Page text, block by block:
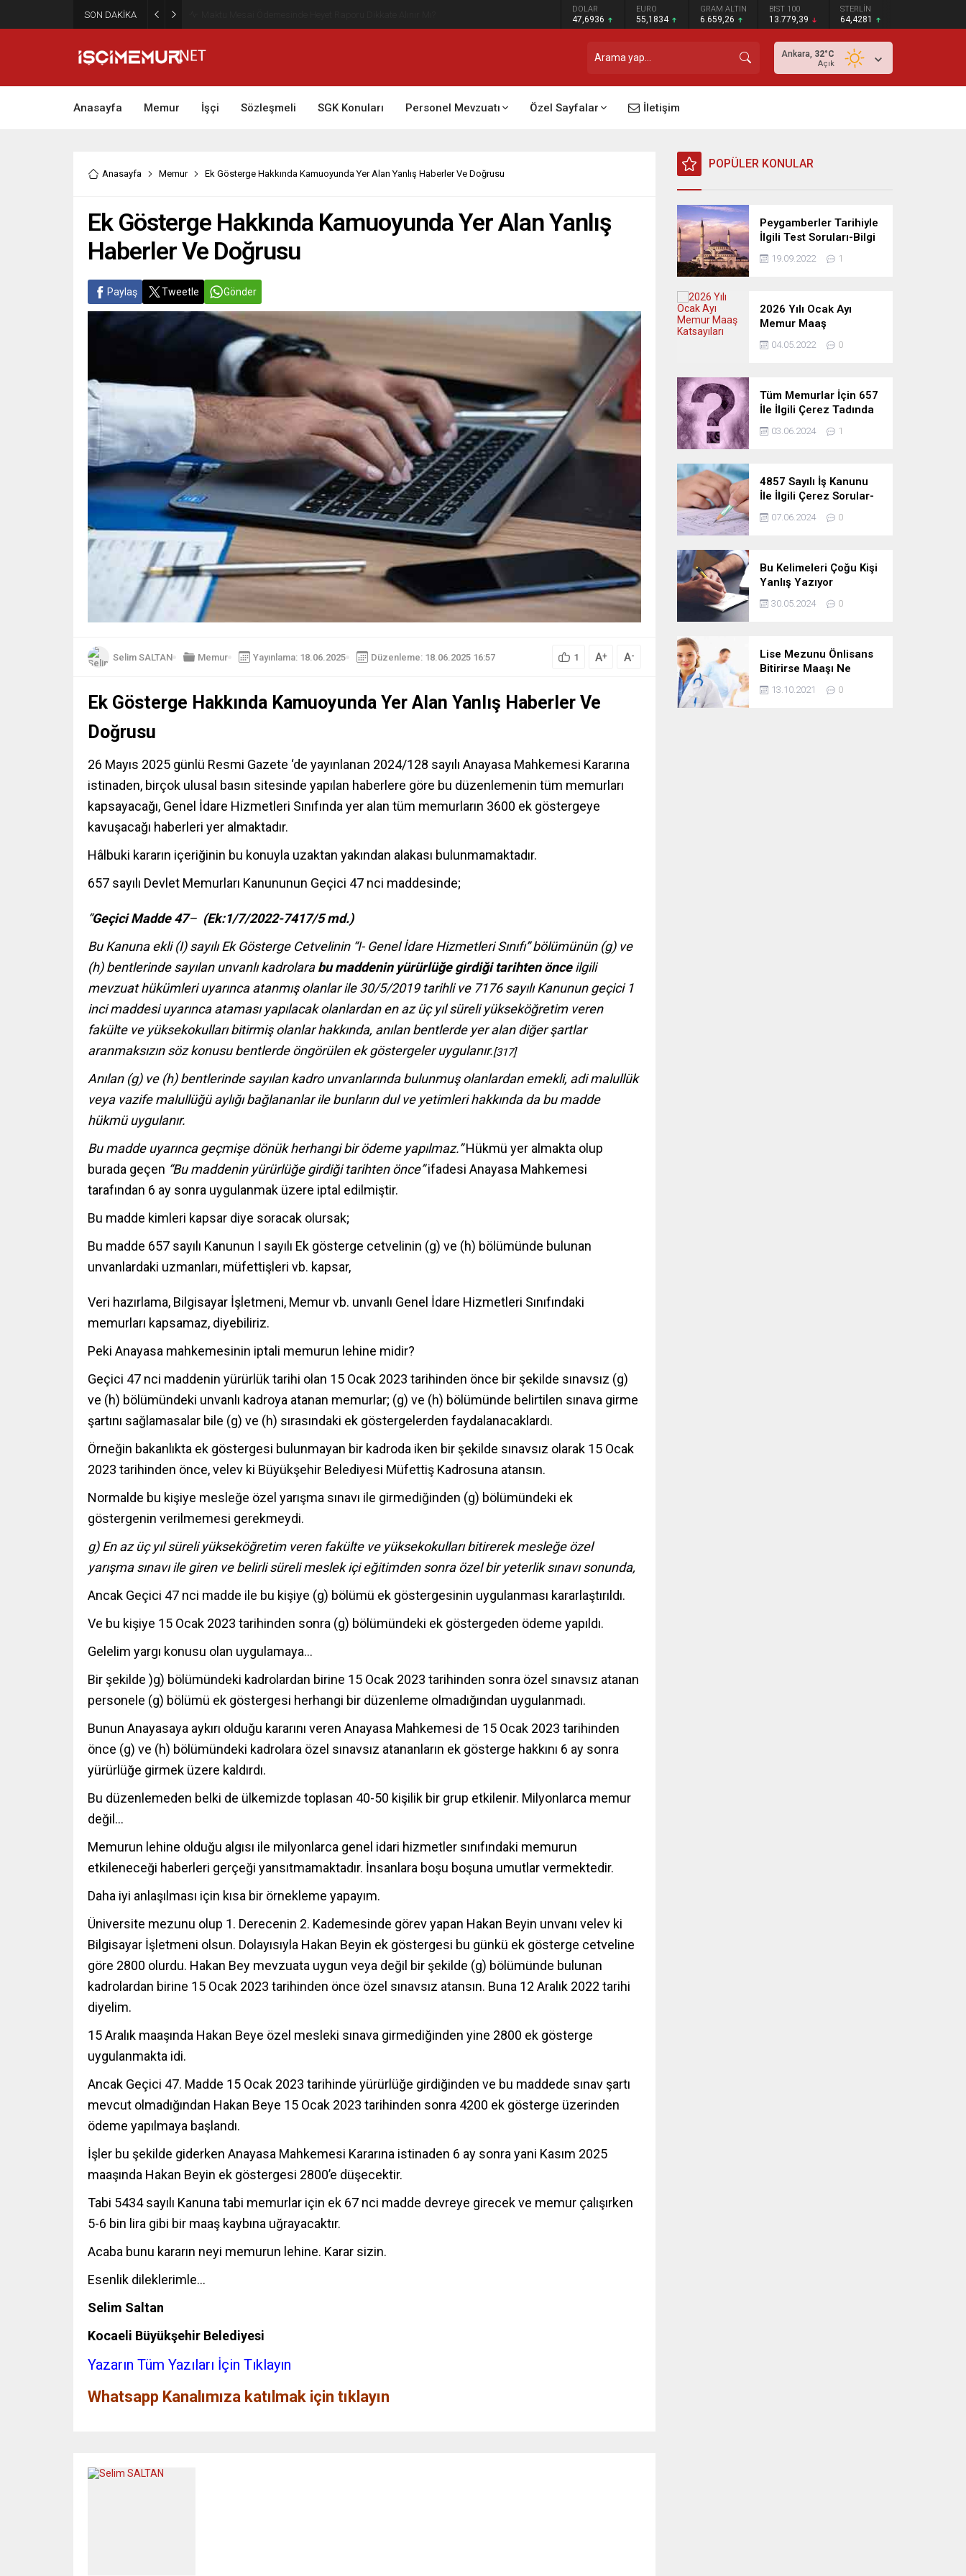
SON DAKİKA DOLAR
47,6936
EURO
55,1834
GRAM ALTIN
6.659,26
BIST 100
13.779,39
STERLİN
64,4281
Ankara, 32°C
Açık
Anasayfa Memur İşçi Sözleşmeli SGK Konuları Personel Mevzuatı Özel Sayfalar İletişim
Anasayfa Memur Ek Gösterge Hakkında Kamuoyunda Yer Alan Yanlış Haberler Ve Doğrusu
Ek Gösterge Hakkında Kamuoyunda Yer Alan Yanlış
Haberler Ve Doğrusu
Paylaş Tweetle Gönder
Selim SALTAN Memur Yayınlama: 18.06.2025 Düzenleme: 18.06.2025 16:57 1 A+ A-
Ek Gösterge Hakkında Kamuoyunda Yer Alan Yanlış Haberler Ve
Doğrusu
26 Mayıs 2025 günlü Resmi Gazete ‘de yayınlanan 2024/128 sayılı Anayasa Mahkemesi Kararına
istinaden, birçok ulusal basın sitesinde yapılan haberlere göre bu düzenlemenin tüm memurları
kapsayacağı, Genel İdare Hizmetleri Sınıfında yer alan tüm memurların 3600 ek göstergeye
kavuşacağı haberleri yer almaktadır.
Hâlbuki kararın içeriğinin bu konuyla uzaktan yakından alakası bulunmamaktadır.
657 sayılı Devlet Memurları Kanununun Geçici 47 nci maddesinde;
“Geçici Madde 47– (Ek:1/7/2022-7417/5 md.)
Bu Kanuna ekli (I) sayılı Ek Gösterge Cetvelinin “I- Genel İdare Hizmetleri Sınıfı” bölümünün (g) ve
(h) bentlerinde sayılan unvanlı kadrolarabu maddenin yürürlüğe girdiği tarihten önceilgili
mevzuat hükümleri uyarınca atanmış olanlar ile 30/5/2019 tarihli ve 7176 sayılı Kanunun geçici 1
inci maddesi uyarınca ataması yapılacak olanlardan en az üç yıl süreli yükseköğretim veren
fakülte ve yüksekokulları bitirmiş olanlar hakkında, anılan bentlerde yer alan diğer şartlar
aranmaksızın söz konusu bentlerde öngörülen ek göstergeler uygulanır.[317]
Anılan (g) ve (h) bentlerinde sayılan kadro unvanlarında bulunmuş olanlardan emekli, adi malullük
veya vazife malullüğü aylığı bağlananlar ile bunların dul ve yetimleri hakkında da bu madde
hükmü uygulanır.
Bu madde uyarınca geçmişe dönük herhangi bir ödeme yapılmaz.”Hükmü yer almakta olup
burada geçen “Bu maddenin yürürlüğe girdiği tarihten önce”ifadesi Anayasa Mahkemesi
tarafından 6 ay sonra uygulanmak üzere iptal edilmiştir.
Bu madde kimleri kapsar diye soracak olursak;
Bu madde 657 sayılı Kanunun I sayılı Ek gösterge cetvelinin (g) ve (h) bölümünde bulunan
unvanlardaki uzmanları, müfettişleri vb. kapsar,
Veri hazırlama, Bilgisayar İşletmeni, Memur vb. unvanlı Genel İdare Hizmetleri Sınıfındaki
memurları kapsamaz, diyebiliriz.
Peki Anayasa mahkemesinin iptali memurun lehine midir?
Geçici 47 nci maddenin yürürlük tarihi olan 15 Ocak 2023 tarihinden önce bir şekilde sınavsız (g)
ve (h) bölümündeki unvanlı kadroya atanan memurlar; (g) ve (h) bölümünde belirtilen sınava girme
şartını sağlamasalar bile (g) ve (h) sırasındaki ek göstergelerden faydalanacaklardı.
Örneğin bakanlıkta ek göstergesi bulunmayan bir kadroda iken bir şekilde sınavsız olarak 15 Ocak
2023 tarihinden önce, velev ki Büyükşehir Belediyesi Müfettiş Kadrosuna atansın.
Normalde bu kişiye mesleğe özel yarışma sınavı ile girmediğinden (g) bölümündeki ek
göstergenin verilmemesi gerekmeydi.
g) En az üç yıl süreli yükseköğretim veren fakülte ve yüksekokulları bitirerek mesleğe özel
yarışma sınavı ile giren ve belirli süreli meslek içi eğitimden sonra özel bir yeterlik sınavı sonunda,
Ancak Geçici 47 nci madde ile bu kişiye (g) bölümü ek göstergesinin uygulanması kararlaştırıldı.
Ve bu kişiye 15 Ocak 2023 tarihinden sonra (g) bölümündeki ek göstergeden ödeme yapıldı.
Gelelim yargı konusu olan uygulamaya…
Bir şekilde )g) bölümündeki kadrolardan birine 15 Ocak 2023 tarihinden sonra özel sınavsız atanan
personele (g) bölümü ek göstergesi herhangi bir düzenleme olmadığından uygulanmadı.
Bunun Anayasaya aykırı olduğu kararını veren Anayasa Mahkemesi de 15 Ocak 2023 tarihinden
önce (g) ve (h) bölümündeki kadrolara özel sınavsız atananların ek gösterge hakkını 6 ay sonra
yürürlüğe girmek üzere kaldırdı.
Bu düzenlemeden belki de ülkemizde toplasan 40-50 kişilik bir grup etkilenir. Milyonlarca memur
değil…
Memurun lehine olduğu algısı ile milyonlarca genel idari hizmetler sınıfındaki memurun
etkileneceği haberleri gerçeği yansıtmamaktadır. İnsanlara boşu boşuna umutlar vermektedir.
Daha iyi anlaşılması için kısa bir örnekleme yapayım.
Üniversite mezunu olup 1. Derecenin 2. Kademesinde görev yapan Hakan Beyin unvanı velev ki
Bilgisayar İşletmeni olsun. Dolayısıyla Hakan Beyin ek göstergesi bu günkü ek gösterge cetveline
göre 2800 olurdu. Hakan Bey mevzuata uygun veya değil bir şekilde (g) bölümünde bulunan
kadrolardan birine 15 Ocak 2023 tarihinden önce özel sınavsız atansın. Buna 12 Aralık 2022 tarihi
diyelim.
15 Aralık maaşında Hakan Beye özel mesleki sınava girmediğinden yine 2800 ek gösterge
uygulanmakta idi.
Ancak Geçici 47. Madde 15 Ocak 2023 tarihinde yürürlüğe girdiğinden ve bu maddede sınav şartı
mevcut olmadığından Hakan Beye 15 Ocak 2023 tarihinden sonra 4200 ek gösterge üzerinden
ödeme yapılmaya başlandı.
İşler bu şekilde giderken Anayasa Mahkemesi Kararına istinaden 6 ay sonra yani Kasım 2025
maaşında Hakan Beyin ek göstergesi 2800’e düşecektir.
Tabi 5434 sayılı Kanuna tabi memurlar için ek 67 nci madde devreye girecek ve memur çalışırken
5-6 bin lira gibi bir maaş kaybına uğrayacaktır.
Acaba bunu kararın neyi memurun lehine. Karar sizin.
Esenlik dileklerimle…
Selim Saltan
Kocaeli Büyükşehir Belediyesi
Yazarın Tüm Yazıları İçin Tıklayın
Whatsapp Kanalımıza katılmak için tıklayın
POPÜLER KONULAR
Peygamberler Tarihiyle
İlgili Test Soruları-Bilgi
Yarışması
19.09.2022 1
2026 Yılı Ocak Ayı
Memur Maaş
Katsayıları
04.05.2022 0
Tüm Memurlar İçin 657
İle İlgili Çerez Tadında
Deneme Sınavı
03.06.2024 1
4857 Sayılı İş Kanunu
İle İlgili Çerez Sorular-
Deneme Sınavı
07.06.2024 0
Bu Kelimeleri Çoğu Kişi
Yanlış Yazıyor
30.05.2024 0
Lise Mezunu Önlisans
Bitirirse Maaşı Ne
Kadar Artar
13.10.2021 0